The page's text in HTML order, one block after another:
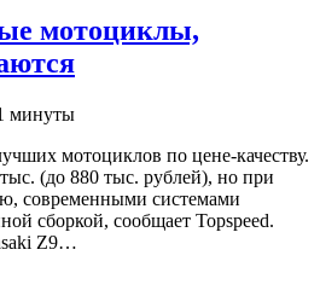
мотоциклы,
минуты
мотоциклов по цене-качеству.
(до 880 тыс. рублей), но при
современными системами
сборкой, сообщает Topspeed.
Z9…